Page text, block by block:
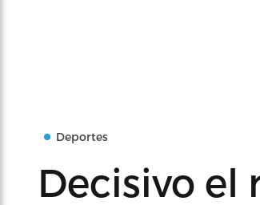
Deportes
Decisivo el